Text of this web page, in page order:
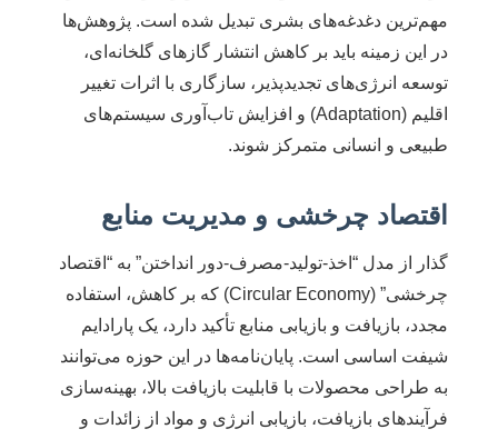
مهم‌ترین دغدغه‌های بشری تبدیل شده است. پژوهش‌ها
در این زمینه باید بر کاهش انتشار گازهای گلخانه‌ای،
توسعه انرژی‌های تجدیدپذیر، سازگاری با اثرات تغییر
اقلیم (Adaptation) و افزایش تاب‌آوری سیستم‌های
طبیعی و انسانی متمرکز شوند.
اقتصاد چرخشی و مدیریت منابع
گذار از مدل “اخذ-تولید-مصرف-دور انداختن” به “اقتصاد
چرخشی” (Circular Economy) که بر کاهش، استفاده
مجدد، بازیافت و بازیابی منابع تأکید دارد، یک پارادایم
شیفت اساسی است. پایان‌نامه‌ها در این حوزه می‌توانند
به طراحی محصولات با قابلیت بازیافت بالا، بهینه‌سازی
فرآیندهای بازیافت، بازیابی انرژی و مواد از زائدات و